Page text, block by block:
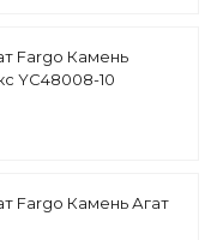
Fargo Камень
YC48008-10
Fargo Камень Агат